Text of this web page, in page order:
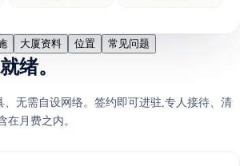
大厦资料 位置 常见问题
绪。
、无需自设网络。签约即可进驻,专人接待、清
在月费之内。